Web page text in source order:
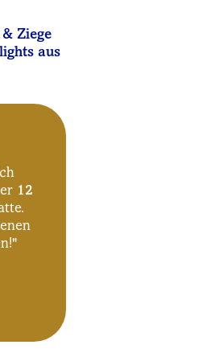
Ziege
aus
12